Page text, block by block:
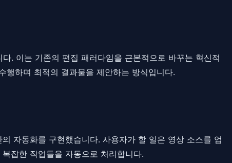
다. 이는 기존의 편집 패러다임을 근본적으로 바꾸는 혁신적
행하며 최적의 결과물을 제안하는 방식입니다.
자동화를 구현했습니다. 사용자가 할 일은 영상 소스를 업
잡한 작업들을 자동으로 처리합니다.